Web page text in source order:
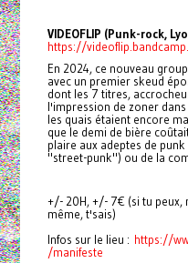
VIDEOFLIP (Punk-rock,
https://
En 2024, ce nouveau
avec un premier skeud
dont les 7 titres,
l'impression de zoner
les quais étaient encore
que le demi de bière
plaire aux adeptes de
"street-punk") ou de la
+/- 20H, +/- 7€ (si tu peux,
même, t'sais)
Infos sur le lieu : https://
/manifeste